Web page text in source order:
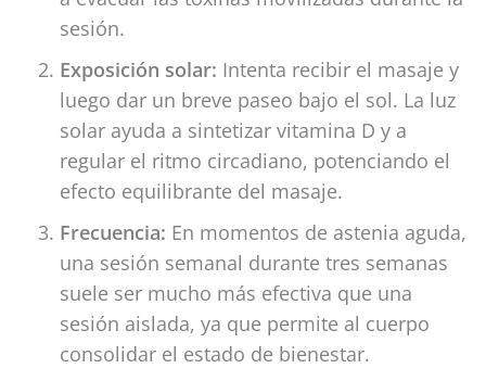
sesión.
Exposición solar: Intenta recibir el masaje y
luego dar un breve paseo bajo el sol. La luz
solar ayuda a sintetizar vitamina D y a
regular el ritmo circadiano, potenciando el
efecto equilibrante del masaje.
Frecuencia: En momentos de astenia aguda,
una sesión semanal durante tres semanas
suele ser mucho más efectiva que una
sesión aislada, ya que permite al cuerpo
consolidar el estado de bienestar.